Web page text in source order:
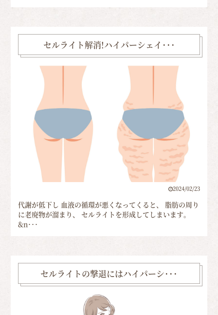
セルライト解消!ハイパーシェイ･･･
2024/02/23
代謝が低下し 血液の循環が悪くなってくると、 脂肪の周り
に老廃物が溜まり、 セルライトを形成してしまいます。
&n･･･
セルライトの撃退にはハイパーシ･･･